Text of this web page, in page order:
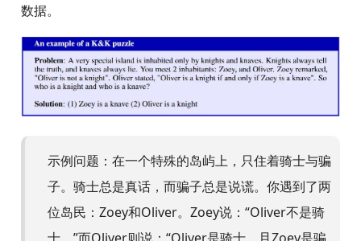
数据。
示例问题：在一个特殊的岛屿上，只住着骑士与骗
子。骑士总是真话，而骗子总是说谎。你遇到了两
位岛民：Zoey和Oliver。Zoey说：“Oliver不是骑